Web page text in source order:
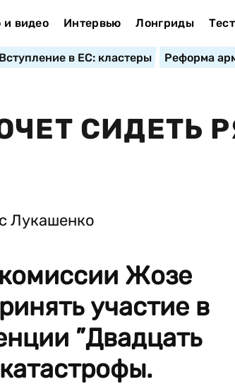
и видео Интервью Лонгриды
Вступление в ЕС: кластеры Реформа
СИДЕТЬ
Жозе
участие в
”Двадцать